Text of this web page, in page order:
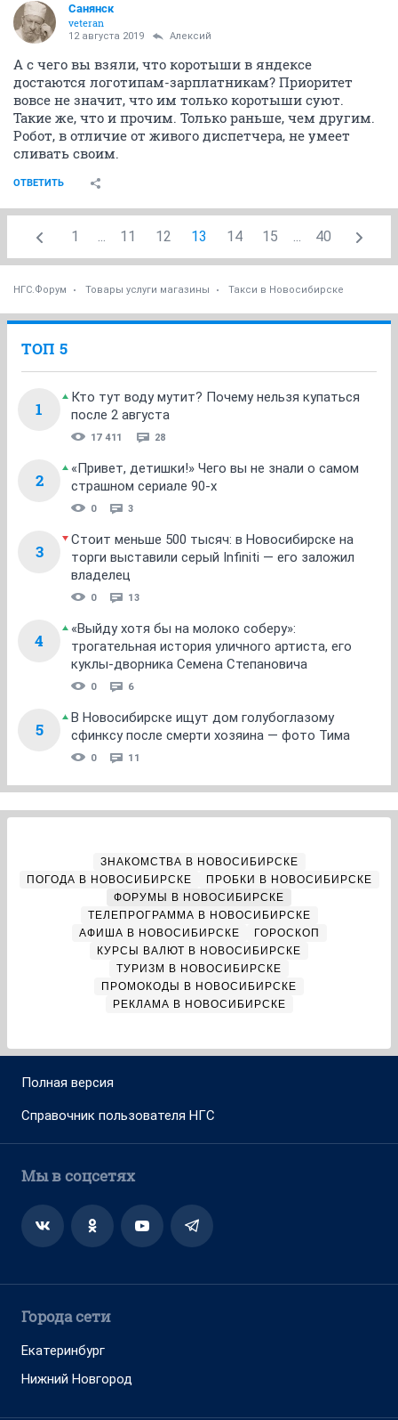
Санянск
veteran
12 августа 2019 Алексий
А с чего вы взяли, что коротыши в яндексе
достаются логотипам-зарплатникам? Приоритет
вовсе не значит, что им только коротыши суют.
Такие же, что и прочим. Только раньше, чем другим.
Робот, в отличие от живого диспетчера, не умеет
сливать своим.
ОТВЕТИТЬ
1 ... 11 12 13 14 15 ... 40
НГС.Форум Товары услуги магазины Такси в Новосибирске
ТОП 5
1
Кто тут воду мутит? Почему нельзя купаться
после 2 августа
17 411 28
2
«Привет, детишки!» Чего вы не знали о самом
страшном сериале 90-х
0 3
3
Стоит меньше 500 тысяч: в Новосибирске на
торги выставили серый Infiniti — его заложил
владелец
0 13
4
«Выйду хотя бы на молоко соберу»:
трогательная история уличного артиста, его
куклы-дворника Семена Степановича
0 6
5
В Новосибирске ищут дом голубоглазому
сфинксу после смерти хозяина — фото Тима
0 11
ЗНАКОМСТВА В НОВОСИБИРСКЕ
ПОГОДА В НОВОСИБИРСКЕ
ПРОБКИ В НОВОСИБИРСКЕ
ФОРУМЫ В НОВОСИБИРСКЕ
ТЕЛЕПРОГРАММА В НОВОСИБИРСКЕ
АФИША В НОВОСИБИРСКЕ
ГОРОСКОП
КУРСЫ ВАЛЮТ В НОВОСИБИРСКЕ
ТУРИЗМ В НОВОСИБИРСКЕ
ПРОМОКОДЫ В НОВОСИБИРСКЕ
РЕКЛАМА В НОВОСИБИРСКЕ
Полная версия
Справочник пользователя НГС
Мы в соцсетях
Города сети
Екатеринбург
Нижний Новгород